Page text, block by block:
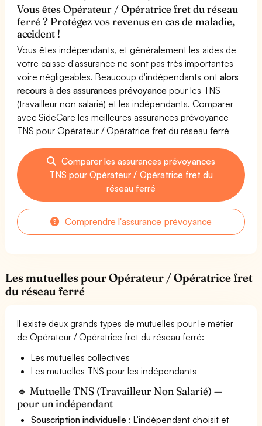
Vous êtes Opérateur / Opératrice fret du réseau
ferré ? Protégez vos revenus en cas de maladie,
accident !
Vous êtes indépendants, et généralement les aides de
votre caisse d'assurance ne sont pas très importantes
voire négligeables. Beaucoup d'indépendants ontalors
recours à des assurances prévoyance pour les TNS
(travailleur non salarié) et les indépendants. Comparer
avec SideCare les meilleures assurances prévoyance
TNS pour Opérateur / Opératrice fret du réseau ferré
Comparer les assurances prévoyances
TNS pour Opérateur / Opératrice fret du
réseau ferré
Comprendre l'assurance prévoyance
Les mutuelles pour Opérateur / Opératrice fret
du réseau ferré
Il existe deux grands types de mutuelles pour le métier
de Opérateur / Opératrice fret du réseau ferré:
Les mutuelles collectives
Les mutuelles TNS pour les indépendants
🔹 Mutuelle TNS (Travailleur Non Salarié) —
pour un indépendant
Souscription individuelle : L'indépendant choisit et